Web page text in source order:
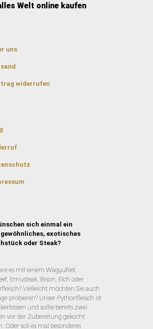
Welt online kaufen
uns
widerrufen
sich einmal ein
exotisches
oder Steak?
es mit einem Wagyufilet,
Emusteak, Bison, Elch oder
Vielleicht möchten Sie auch
probieren? Unser Pythonfleisch ist
und sollte bereits zwei
vor der Zubereitung gekocht
Oder soll es mal besonderes